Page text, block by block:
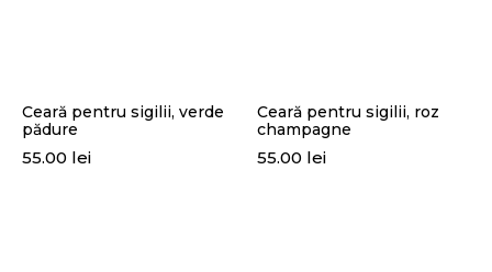
Ceară pentru sigilii, verde
pădure
55.00 lei
Ceară pentru sigilii, roz
champagne
55.00 lei